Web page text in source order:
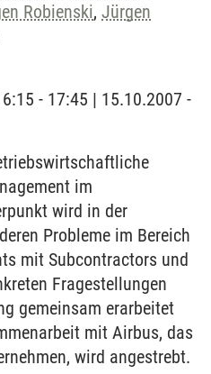
Robienski, Jürgen
- 17:45 | 15.10.2007 -
im
wird in der
Probleme im Bereich
mit Subcontractors und
Fragestellungen
gemeinsam erarbeitet
mit Airbus, das
wird angestrebt.